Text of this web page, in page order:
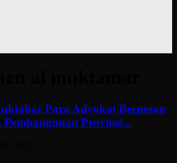
Para Advokat Berperan
Pembangunan Provinsi...